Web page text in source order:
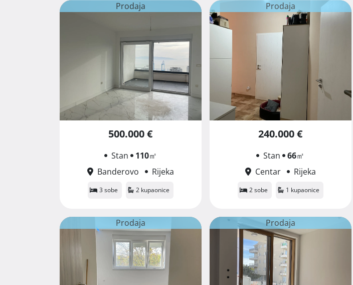
Prodaja
500.000 €
Stan 110㎡
Banderovo
Rijeka
3 sobe 2 kupaonice
Prodaja
240.000 €
Stan 66㎡
Centar
Rijeka
2 sobe 1 kupaonice
Prodaja Prodaja